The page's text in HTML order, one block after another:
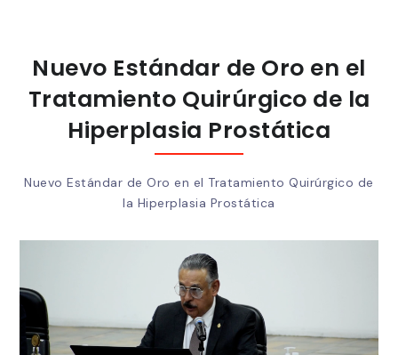
Nuevo Estándar de Oro en el
Tratamiento Quirúrgico de la
Hiperplasia Prostática
Nuevo Estándar de Oro en el Tratamiento Quirúrgico de
la Hiperplasia Prostática